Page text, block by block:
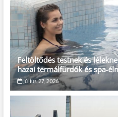
Feltöltődés testnek és
hazai termálfürdők és spa-
július 27, 2026